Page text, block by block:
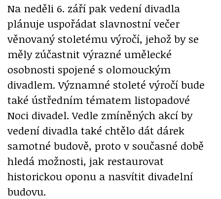
Na neděli 6. září pak vedení divadla
plánuje uspořádat slavnostní večer
věnovaný stoletému výročí, jehož by se
měly zúčastnit výrazné umělecké
osobnosti spojené s olomouckým
divadlem. Významné stoleté výročí bude
také ústředním tématem listopadové
Noci divadel. Vedle zmíněných akcí by
vedení divadla také chtělo dát dárek
samotné budově, proto v současné době
hledá možnosti, jak restaurovat
historickou oponu a nasvítit divadelní
budovu.